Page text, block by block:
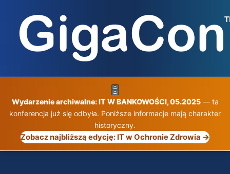
treści
Wydarzenie archiwalne: IT W BANKOWOŚCI, 05.2025— ta
konferencja już się odbyła. Poniższe informacje mają charakter
historyczny.
Zobacz najbliższą edycję: IT w Ochronie Zdrowia →